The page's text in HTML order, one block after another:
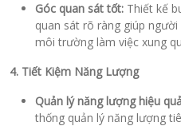
Góc quan sát tốt: Thiết kế
quan sát rõ ràng giúp
môi trường làm việc xung
4. Tiết Kiệm Năng Lượng
Quản lý năng lượng hiệu
thống quản lý năng lượng